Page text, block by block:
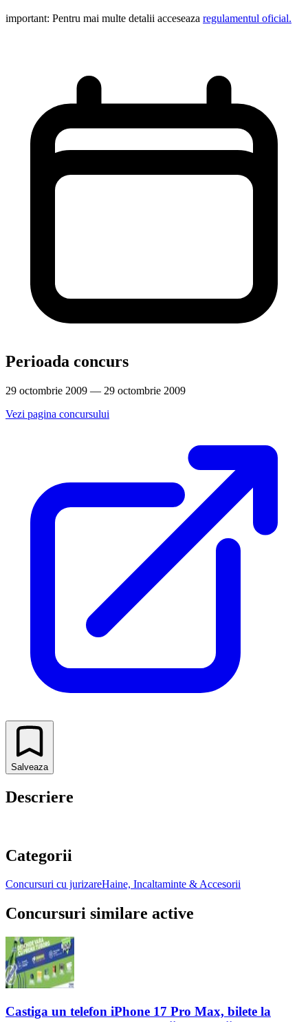
important: Pentru mai multe detalii acceseaza regulamentul oficial.
Perioada concurs
29 octombrie 2009 — 29 octombrie 2009
Vezi pagina concursului
Salveaza
Descriere
Categorii
Concursuri cu jurizareHaine, Incaltaminte & Accesorii
Concursuri similare active
Castiga un telefon iPhone 17 Pro Max, bilete la